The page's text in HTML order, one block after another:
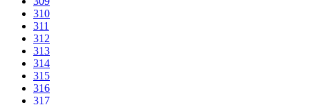
310
311
312
313
314
315
316
317